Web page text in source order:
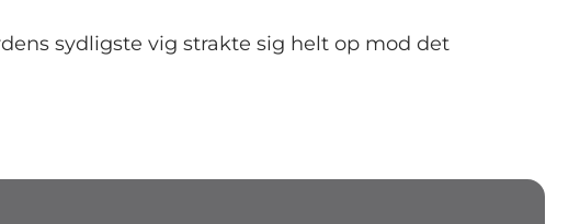
sydligste vig strakte sig helt op mod det